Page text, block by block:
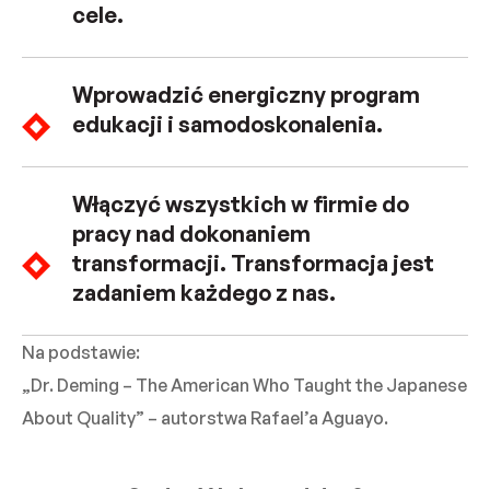
cele.
Wprowadzić energiczny program
edukacji i samodoskonalenia.
Włączyć wszystkich w firmie do
pracy nad dokonaniem
transformacji. Transformacja jest
zadaniem każdego z nas.
Na podstawie:
„Dr. Deming – The American Who Taught the Japanese
About Quality” – autorstwa Rafael’a Aguayo.